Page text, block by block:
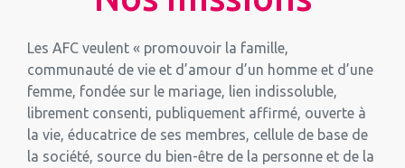
Les AFC veulent « promouvoir la famille,
communauté de vie et d’amour d’un homme et d’une
femme, fondée sur le mariage, lien indissoluble,
librement consenti, publiquement affirmé, ouverte à
la vie, éducatrice de ses membres, cellule de base de
la société, source du bien-être de la personne et de la